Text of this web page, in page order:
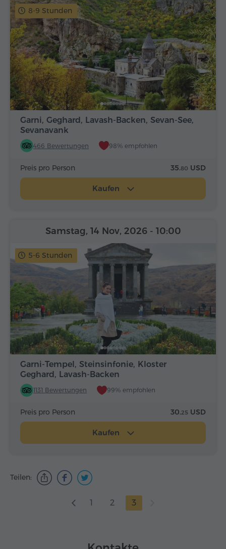
8-9 Stunden
Garni, Geghard, Lavash-Backen, Sevan-See,
Sevanavank
466 Bewertungen 98% empfohlen
Preis pro Person 35.80 USD
Kaufen
5-6 Stunden
Garni-Tempel, Steinsinfonie, Kloster
Geghard, Lavash-Backen
1131 Bewertungen 99% empfohlen
Samstag, 14 Nov, 2026 - 10:00
Preis pro Person 30.25 USD
Kaufen
Teilen:
1 2 3